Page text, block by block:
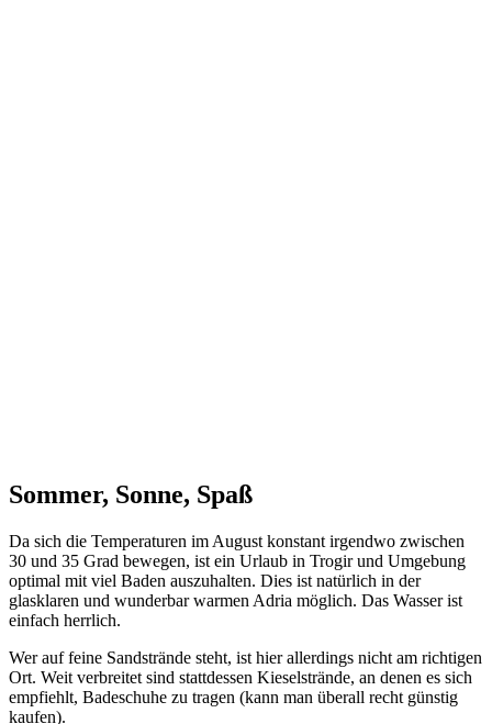
Sommer, Sonne, Spaß
Da sich die Temperaturen im August konstant irgendwo zwischen
30 und 35 Grad bewegen, ist ein Urlaub in Trogir und Umgebung
optimal mit viel Baden auszuhalten. Dies ist natürlich in der
glasklaren und wunderbar warmen Adria möglich. Das Wasser ist
einfach herrlich.
Wer auf feine Sandstrände steht, ist hier allerdings nicht am richtigen
Ort. Weit verbreitet sind stattdessen Kieselstrände, an denen es sich
empfiehlt, Badeschuhe zu tragen (kann man überall recht günstig
kaufen).